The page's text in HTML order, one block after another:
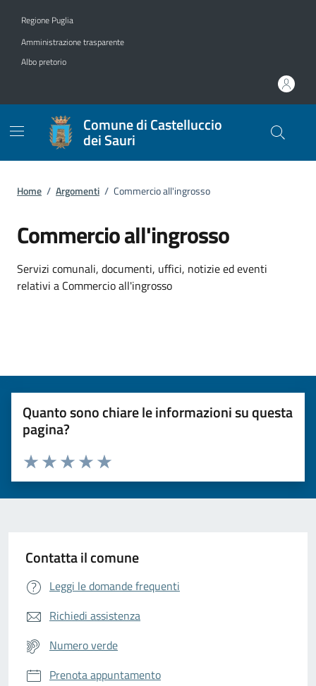
Regione Puglia
Amministrazione trasparente
Albo pretorio
Comune di Castelluccio
dei Sauri
Home / Argomenti / Commercio all'ingrosso
Commercio all'ingrosso
Dettagli dell'argomento
Servizi comunali, documenti, uffici, notizie ed eventi
relativi a Commercio all'ingrosso
Quanto sono chiare le informazioni su questa
pagina?
Valuta da 1 a 5 stelle la pagina
Valuta 5 stelle su 5
Valuta 4 stelle su 5
Valuta 3 stelle su 5
Valuta 2 stelle su 5
Valuta 1 stelle su 5
Contatta il comune
Leggi le domande frequenti
Richiedi assistenza
Numero verde
Prenota appuntamento